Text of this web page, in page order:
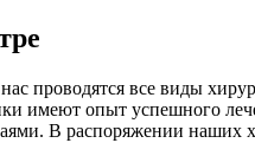
все виды
имеют опыт успешного
В распоряжении